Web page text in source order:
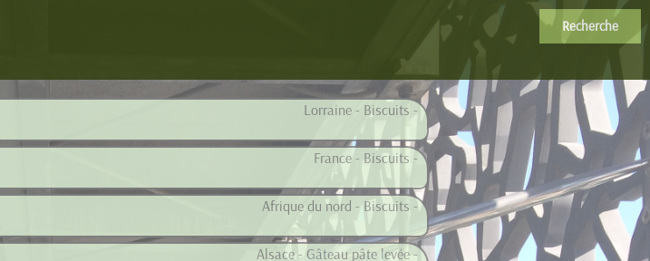
Recherche
Lorraine - Biscuits -
France - Biscuits -
Afrique du nord - Biscuits -
Alsace - Gâteau pâte levée -